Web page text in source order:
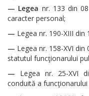
— Legea nr. 133 din
caracter personal;
— Legea nr. 190-XIII din
— Legea nr. 158-XVI
statutul funcţionarului
— Legea nr. 25-XVI
conduită a funcţionarului